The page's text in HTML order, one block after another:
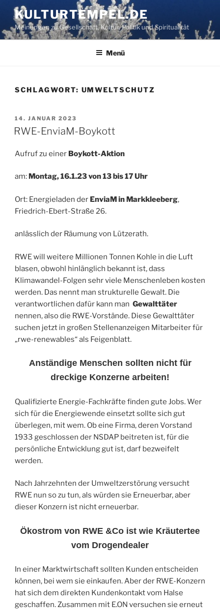
Zum
Inhalt
springen
KULTURTEMPEL.DE
Meinungen zu Gesellschaft, Kultur, Politik und Spiritualität
Menü
SCHLAGWORT: UMWELTSCHUTZ
VERÖFFENTLICHT
AM
14. JANUAR 2023
RWE-EnviaM-Boykott
Aufruf zu einer Boykott-Aktion
am: Montag, 16.1.23 von 13 bis 17 Uhr
Ort: Energieladen der EnviaM in Markkleeberg,
Friedrich-Ebert-Straße 26.
anlässlich der Räumung von Lützerath.
RWE will weitere Millionen Tonnen Kohle in die Luft
blasen, obwohl hinlänglich bekannt ist, dass
Klimawandel-Folgen sehr viele Menschenleben kosten
werden. Das nennt man strukturelle Gewalt. Die
verantwortlichen dafür kann man Gewalttäter
nennen, also die RWE-Vorstände. Diese Gewalttäter
suchen jetzt in großen Stellenanzeigen Mitarbeiter für
„rwe-renewables“ als Feigenblatt.
Anständige Menschen sollten nicht für
dreckige Konzerne arbeiten!
Qualifizierte Energie-Fachkräfte finden gute Jobs. Wer
sich für die Energiewende einsetzt sollte sich gut
überlegen, mit wem. Ob eine Firma, deren Vorstand
1933 geschlossen der NSDAP beitreten ist, für die
persönliche Entwicklung gut ist, darf bezweifelt
werden.
Nach Jahrzehnten der Umweltzerstörung versucht
RWE nun so zu tun, als würden sie Erneuerbar, aber
dieser Konzern ist nicht erneuerbar.
Ökostrom von RWE &Co ist wie Kräutertee
vom Drogendealer
In einer Marktwirtschaft sollten Kunden entscheiden
können, bei wem sie einkaufen. Aber der RWE-Konzern
hat sich dem direkten Kundenkontakt vom Halse
geschaffen. Zusammen mit E.ON versuchen sie erneut